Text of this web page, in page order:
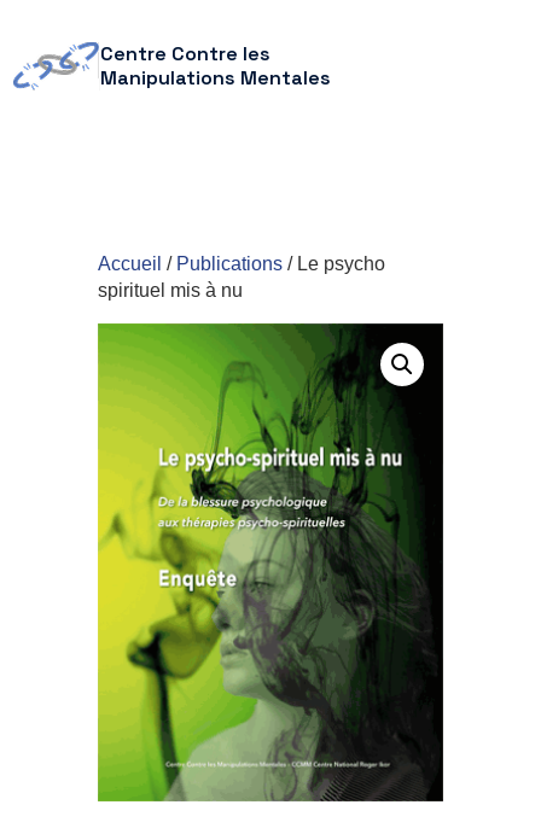
Centre Contre les
Manipulations Mentales
Accueil / Publications/ Le psycho
spirituel mis à nu